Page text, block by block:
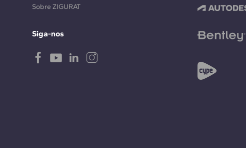
Sobre ZIGURAT
Siga-nos